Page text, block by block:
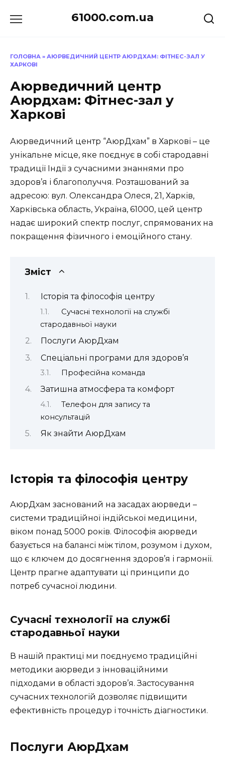
до
61000.com.ua
ГОЛОВНА » АЮРВЕДИЧНИЙ ЦЕНТР АЮРДХАМ: ФІТНЕС-ЗАЛ У
ХАРКОВІ
Аюрведичний центр
Аюрдхам: Фітнес-зал у
Харкові
Аюрведичний центр “АюрДхам” в Харкові – це
унікальне місце, яке поєднує в собі стародавні
традиції Індії з сучасними знаннями про
здоров’я і благополуччя. Розташований за
адресою: вул. Олександра Олеся, 21, Харків,
Харківська область, Україна, 61000, цей центр
надає широкий спектр послуг, спрямованих на
покращення фізичного і емоційного стану.
Зміст
Історія та філософія центру
Сучасні технології на службі
стародавньої науки
Послуги АюрДхам
Спеціальні програми для здоров’я
Професійна команда
Затишна атмосфера та комфорт
Телефон для запису та
консультацій
Як знайти АюрДхам
Історія та філософія центру
АюрДхам заснований на засадах аюрведи –
системи традиційної індійської медицини,
віком понад 5000 років. Філософія аюрведи
базується на балансі між тілом, розумом і духом,
що є ключем до досягнення здоров’я і гармонії.
Центр прагне адаптувати ці принципи до
потреб сучасної людини.
Сучасні технології на службі
стародавньої науки
В нашій практиці ми поєднуємо традиційні
методики аюрведи з інноваційними
підходами в області здоров’я. Застосування
сучасних технологій дозволяє підвищити
ефективність процедур і точність діагностики.
Послуги АюрДхам